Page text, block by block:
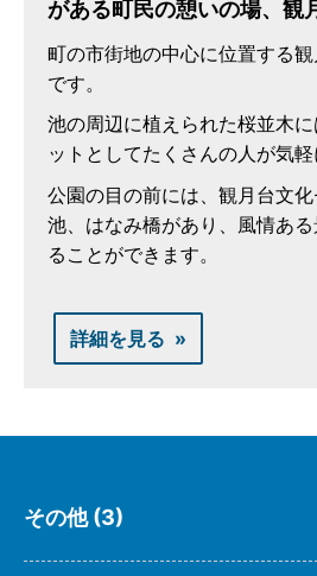
がある町民の憩いの場、観
町の市街地の中心に位置する
です。
池の周辺に植えられた桜並木
ットとしてたくさんの人が気軽
公園の目の前には、観月台文
池、はなみ橋があり、風情あ
ることができます。
詳細を見る
その他 (3)